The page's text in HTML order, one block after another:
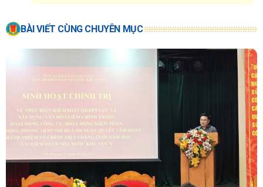
BÀI VIẾT CÙNG CHUYÊN MỤC